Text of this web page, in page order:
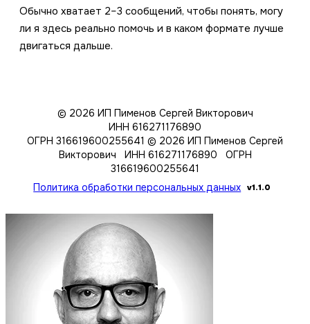
Обычно хватает 2–3 сообщений, чтобы понять, могу
ли я здесь реально помочь и в каком формате лучше
двигаться дальше.
© 2026 ИП Пименов Сергей Викторович
ИНН 616271176890
ОГРН 316619600255641 © 2026 ИП Пименов Сергей
Викторович ИНН 616271176890 ОГРН
316619600255641
Политика обработки персональных данных v1.1.0